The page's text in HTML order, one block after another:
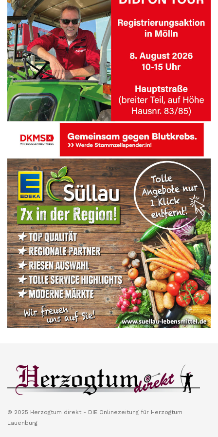
© 2025 Herzogtum direkt - DIE Onlinezeitung für Herzogtum
Lauenburg